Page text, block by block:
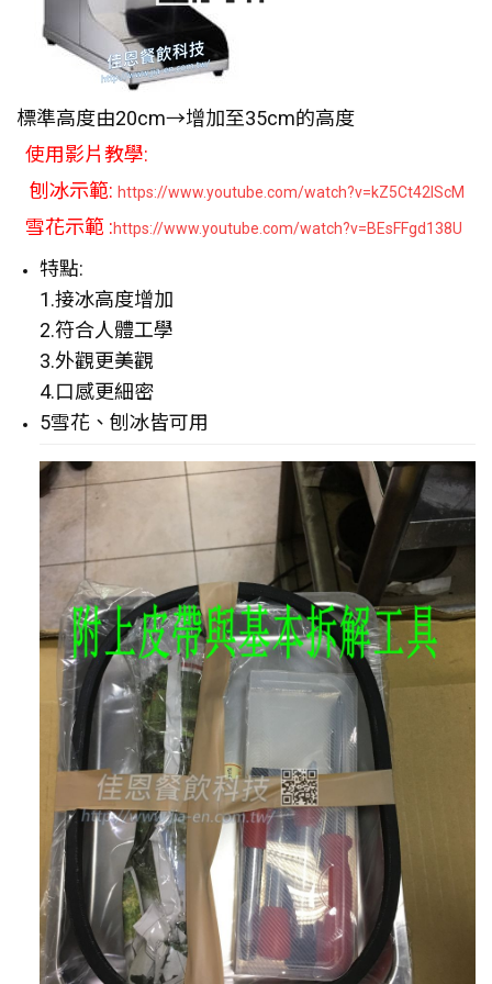
標準高度由20cm→增加至35cm的高度
使用影片教學:
刨冰示範: https://www.youtube.com/watch?v=kZ5Ct42IScM
雪花示範 :https://www.youtube.com/watch?v=BEsFFgd138U
特點:
1.接冰高度增加
2.符合人體工學
3.外觀更美觀
4.口感更細密
5雪花、刨冰皆可用